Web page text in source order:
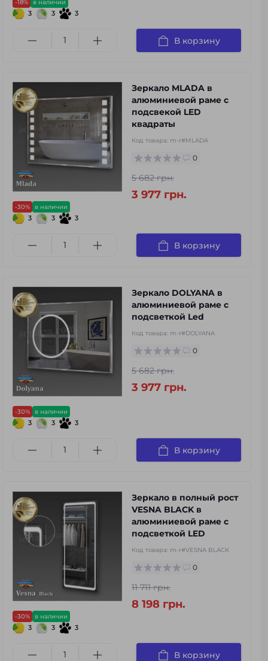
-18% в наличии
3 3 3
В корзину
-30% в наличии
3 3 3
Зеркало MLADA в
алюминиевой раме с
подсвекой LED
квадраты
Код товара: m-r#MLADA
0
5 682 грн.
3 977 грн.
В корзину
-30% в наличии
3 3 3
Зеркало DOLYANA в
алюминиевой раме с
подсветкой Led
Код товара: m-r#DOLYANA
0
5 682 грн.
3 977 грн.
В корзину
-30% в наличии
3 3 3
Зеркало в полный рост
VESNA BLACK в
алюминиевой раме с
подсветкой LED
Код товара: m-r#VESNA BLACK
0
11 711 грн.
8 198 грн.
В корзину